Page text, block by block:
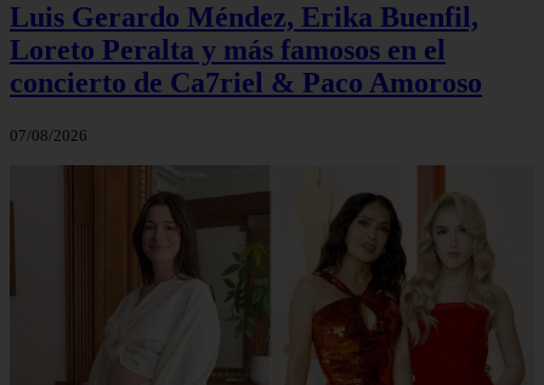
Luis Gerardo Méndez, Erika Buenfil,
Loreto Peralta y más famosos en el
concierto de Ca7riel & Paco Amoroso
07/08/2026